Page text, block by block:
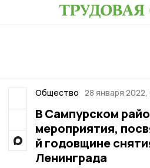
Общество 28 января
В Сампурском
мероприятия,
й годовщине
Ленинграда